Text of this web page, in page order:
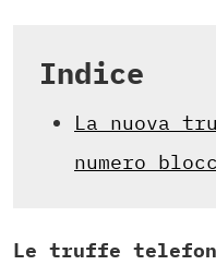
Indice
La nuova
numero
Le truffe